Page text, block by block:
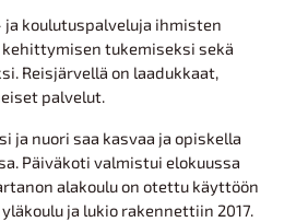
koulutuspalveluja ihmisten
tukemiseksi sekä
Reisjärvellä on laadukkaat,
palvelut.
ja nuori saa kasvaa ja opiskella
Päiväkoti valmistui elokuussa
alakoulu on otettu käyttöön
ja lukio rakennettiin 2017.